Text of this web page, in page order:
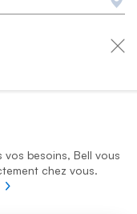
besoins, Bell vous
chez vous.